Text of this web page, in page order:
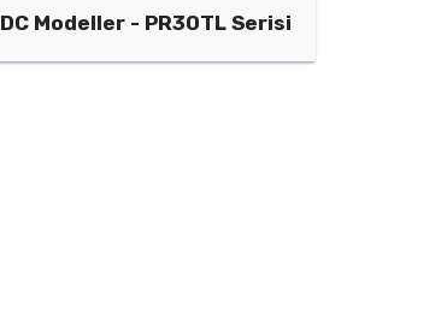
DC Modeller - PR30TL Serisi